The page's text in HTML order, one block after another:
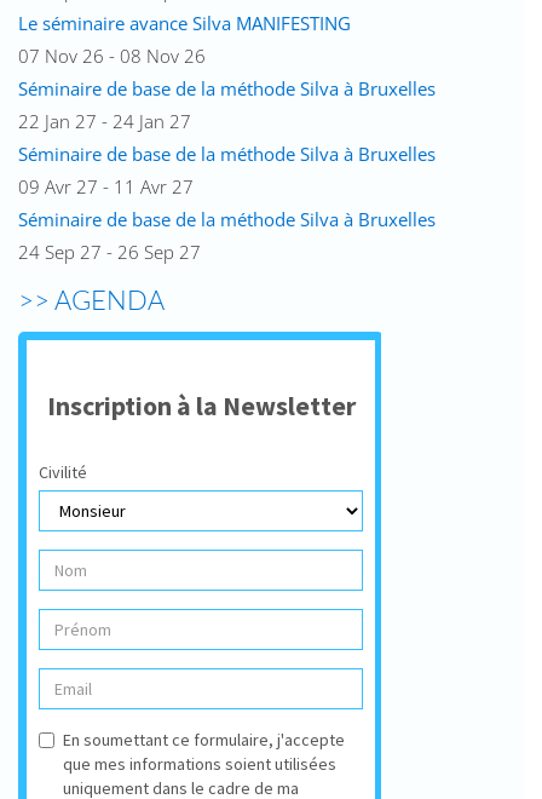
Le séminaire avance Silva MANIFESTING
07 Nov 26 - 08 Nov 26
Séminaire de base de la méthode Silva à Bruxelles
22 Jan 27 - 24 Jan 27
Séminaire de base de la méthode Silva à Bruxelles
09 Avr 27 - 11 Avr 27
Séminaire de base de la méthode Silva à Bruxelles
24 Sep 27 - 26 Sep 27
>> AGENDA